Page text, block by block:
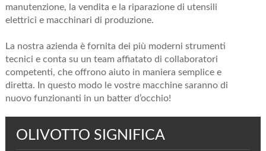
manutenzione, la vendita e la riparazione di utensili
elettrici e macchinari di produzione.
La nostra azienda è fornita dei più moderni strumenti
tecnici e conta su un team affiatato di collaboratori
competenti, che offrono aiuto in maniera semplice e
diretta. In questo modo le vostre macchine saranno di
nuovo funzionanti in un batter d’occhio!
OLIVOTTO SIGNIFICA